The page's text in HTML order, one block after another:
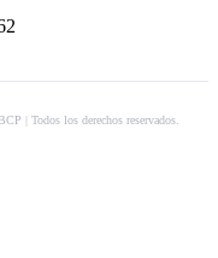
| Todos los derechos reservados.